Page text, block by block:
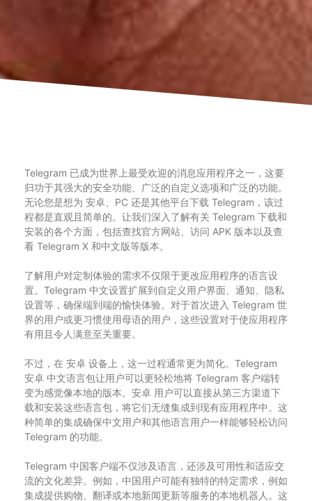
Telegram 已成为世界上最受欢迎的消息应用程序之一，这要
归功于其强大的安全功能、广泛的自定义选项和广泛的功能。
无论您是想为 安卓、PC 还是其他平台下载 Telegram，该过
程都是直观且简单的。让我们深入了解有关 Telegram 下载和
安装的各个方面，包括查找官方网站、访问 APK 版本以及查
看 Telegram X 和中文版等版本。
了解用户对定制体验的需求不仅限于更改应用程序的语言设
置。Telegram 中文设置扩展到自定义用户界面、通知、隐私
设置等，确保端到端的愉快体验。对于首次进入 Telegram 世
界的用户或更习惯使用母语的用户，这些设置对于使应用程序
有用且令人满意至关重要。
不过，在 安卓 设备上，这一过程通常更为简化。Telegram
安卓 中文语言包让用户可以更轻松地将 Telegram 客户端转
变为感觉像本地的版本。安卓 用户可以直接从第三方渠道下
载和安装这些语言包，将它们无缝集成到现有应用程序中。这
种简单的集成确保中文用户和其他语言用户一样能够轻松访问
Telegram 的功能。
Telegram 中国客户端不仅涉及语言，还涉及可用性和适应交
流的文化差异。例如，中国用户可能有独特的特定需求，例如
集成提供购物、翻译或本地新闻更新等服务的本地机器人。这